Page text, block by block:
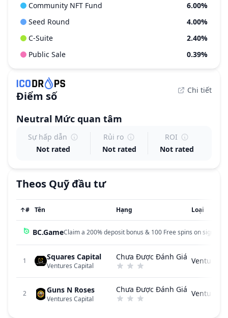
Community NFT Fund
6.00%
Seed Round
4.00%
C-Suite
2.40%
Public Sale
0.39%
Điểm số Chi tiết
Neutral Mức quan tâm
Sự hấp dẫn
Not rated
Rủi ro
Not rated
ROI
Not rated
Theos Quỹ đầu tư
↑# Tên Hạng Loại
BC.GameClaim a 200% deposit bonus & 100 Free spins on sign up!
1 Squares Capital
Ventures Capital
Chưa Được Đánh Giá Ventures
2 Guns N Roses
Ventures Capital
Chưa Được Đánh Giá Ventures